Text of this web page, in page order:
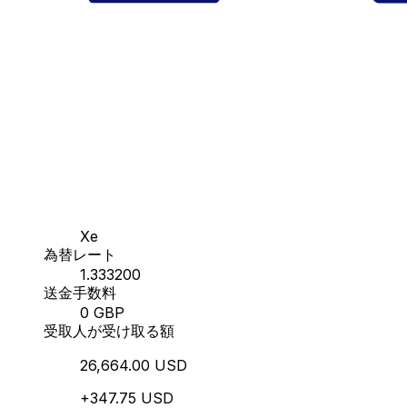
Xe
為替レート
1.333200
送金手数料
0 GBP
受取人が受け取る額
26,664.00 USD
+347.75 USD